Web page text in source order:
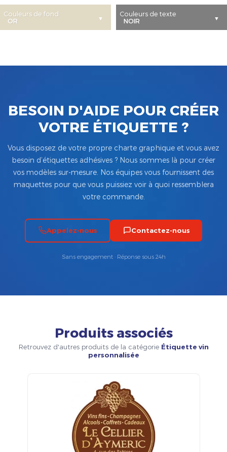
Couleurs de fond Couleurs de texte
BESOIN D'AIDE POUR CRÉER
VOTRE ÉTIQUETTE ?
Vous disposez de votre propre charte graphique et vous avez
besoin d’étiquettes adhésives ? Nous sommes là pour créer
vos modèles sur-mesure. Nos équipes vous fournissent des
maquettes pour que vous puissiez voir à quoi ressemblera
votre commande.
Appelez-nous Contactez-nous
Sans engagement · Réponse sous 24h
Produits associés
Retrouvez d'autres produits de la catégorie Étiquette vin
personnalisée